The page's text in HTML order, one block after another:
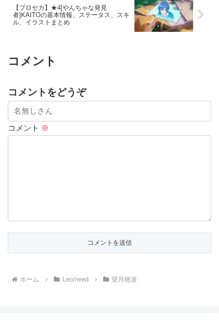
【プロセカ】★4[やんちゃな発見
者]KAITOの基本情報、ステータス、スキ
ル、イラストまとめ
コメント
コメントをどうぞ
コメント ※
ホーム Leo/need 望月穂波